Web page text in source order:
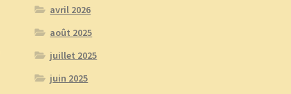
avril 2026
août 2025
juillet 2025
juin 2025